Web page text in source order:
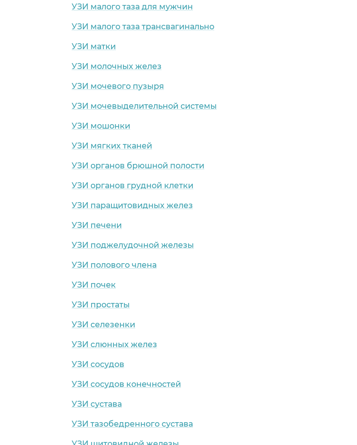
УЗИ малого таза для мужчин
УЗИ малого таза трансвагинально
УЗИ матки
УЗИ молочных желез
УЗИ мочевого пузыря
УЗИ мочевыделительной системы
УЗИ мошонки
УЗИ мягких тканей
УЗИ органов брюшной полости
УЗИ органов грудной клетки
УЗИ паращитовидных желез
УЗИ печени
УЗИ поджелудочной железы
УЗИ полового члена
УЗИ почек
УЗИ простаты
УЗИ селезенки
УЗИ слюнных желез
УЗИ сосудов
УЗИ сосудов конечностей
УЗИ сустава
УЗИ тазобедренного сустава